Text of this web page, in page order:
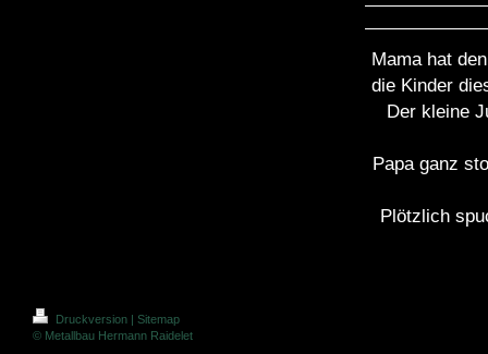
Mama hat
die Kinder
Der kleine
Papa ganz
Plötzlich
Druckversion | Sitemap
© Metallbau Hermann Raidelet